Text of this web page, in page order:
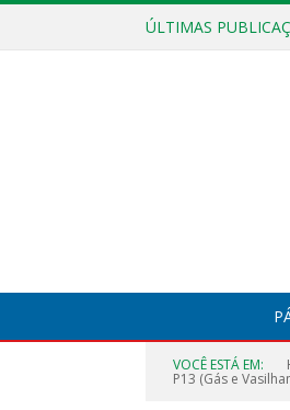
ÚLTIMAS
VOCÊ ESTÁ EM:
P13 (Gás e